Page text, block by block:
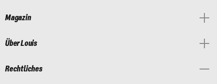
Magazin
Über Louis
Rechtliches